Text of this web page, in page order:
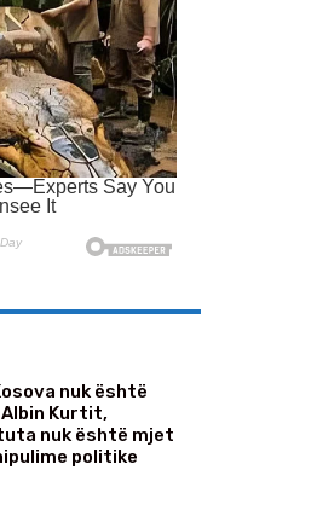
nuk është
Albin Kurtit,
nuk është mjet
politike